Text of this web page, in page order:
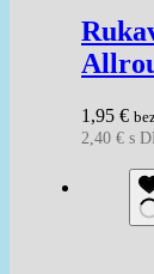
1,95 €
2,40 € s